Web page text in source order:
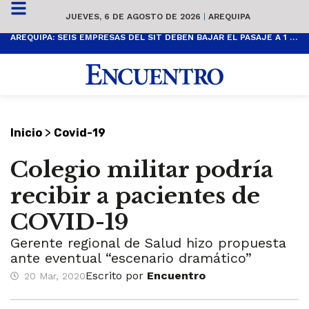
JUEVES, 6 DE AGOSTO DE 2026 | AREQUIPA
AREQUIPA: SEIS EMPRESAS DEL SIT DEBEN BAJAR EL PASAJE A 1 SOL
Inicio > Covid-19
Colegio militar podría
recibir a pacientes de
COVID-19
Gerente regional de Salud hizo propuesta
ante eventual “escenario dramático”
20 Mar, 2020Escrito por Encuentro